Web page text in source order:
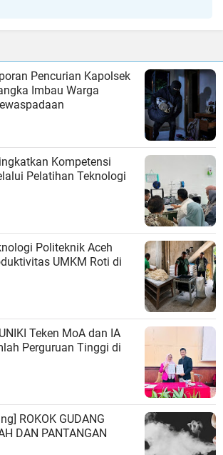
Pencurian Kapolsek
Imbau Warga
Kompetensi
Pelatihan Teknologi
Politeknik Aceh
UMKM Roti di
Teken MoA dan IA
Perguruan Tinggi di
ROKOK GUDANG
DAN PANTANGAN